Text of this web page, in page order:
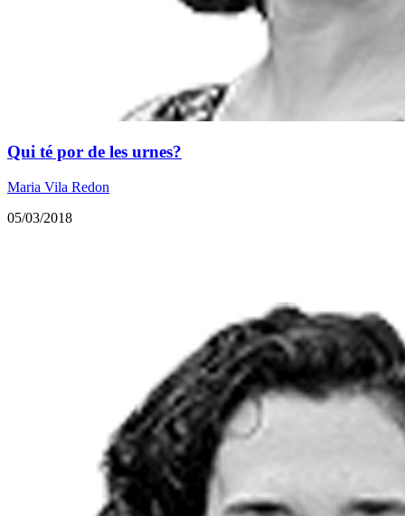
Qui té por de les urnes?
Maria Vila Redon
05/03/2018